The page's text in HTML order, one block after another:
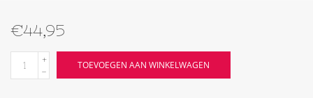
Textiel
Bakken
€44,95
+
-
TOEVOEGEN AAN WINKELWAGEN